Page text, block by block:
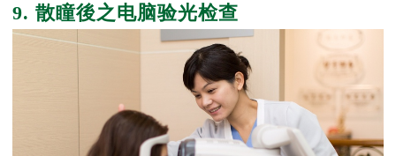
9. 散瞳後之电脑验光检查